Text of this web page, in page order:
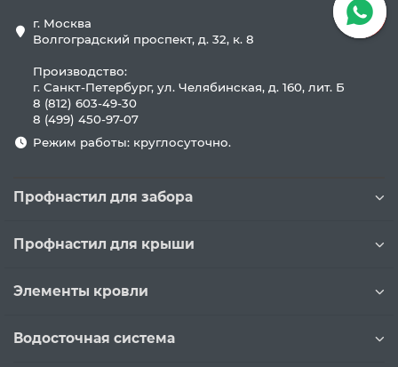
г. Москва
Волгоградский проспект, д. 32, к. 8
Производство:
г. Санкт-Петербург, ул. Челябинская, д. 160, лит. Б
8 (812) 603-49-30
8 (499) 450-97-07
Режим работы: круглосуточно.
Профнастил для забора
Профнастил для крыши
Элементы кровли
Водосточная система